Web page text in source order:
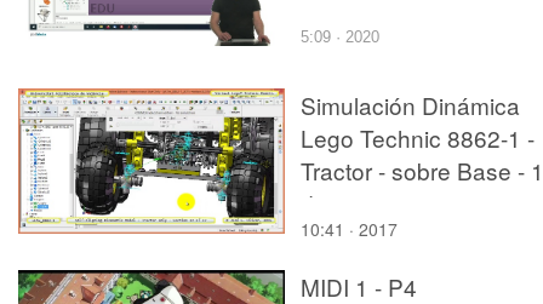
5:09 · 2020
Simulación Dinámica
Lego Technic 8862-1 -
Tractor - sobre Base -
de 27
10:41 · 2017
MIDI 1 - P4